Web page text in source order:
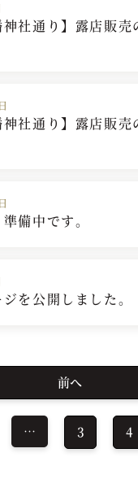
神社通り】露店販売
神社通り】露店販売
備中です。
を公開しました。
前へ
… 3 4